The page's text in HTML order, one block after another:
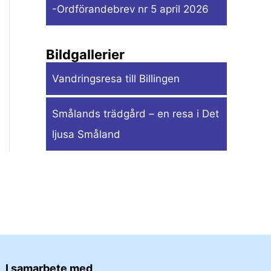
-Ordförandebrev nr 5 april 2026
Bildgallerier
Vandringsresa till Billingen
Smålands trädgård – en resa i Det
ljusa Småland
I samarbete med